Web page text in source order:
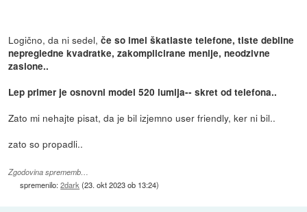
Logično, da ni sedel,če so imel škatlaste telefone, tiste debilne
nepregledne kvadratke, zakomplicirane menije, neodzivne
zaslone..
Lep primer je osnovni model 520 lumija-- skret od telefona..
Zato mi nehajte pisat, da je bil izjemno user friendly, ker ni bil..
zato so propadli..
Zgodovina sprememb…
spremenilo:2dark(23. okt 2023 ob 13:24)